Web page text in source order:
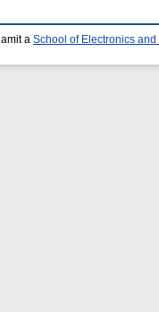
amit a School of Electronics